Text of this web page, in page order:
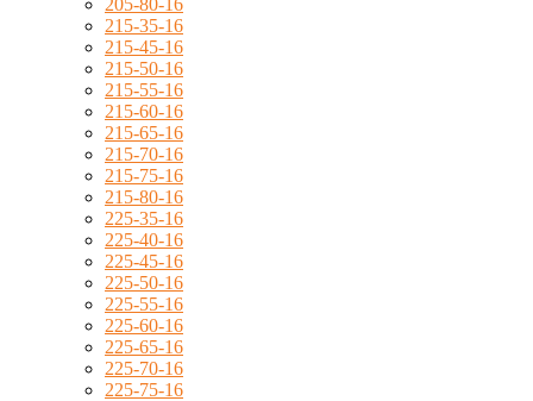
205-80-16
215-35-16
215-45-16
215-50-16
215-55-16
215-60-16
215-65-16
215-70-16
215-75-16
215-80-16
225-35-16
225-40-16
225-45-16
225-50-16
225-55-16
225-60-16
225-65-16
225-70-16
225-75-16